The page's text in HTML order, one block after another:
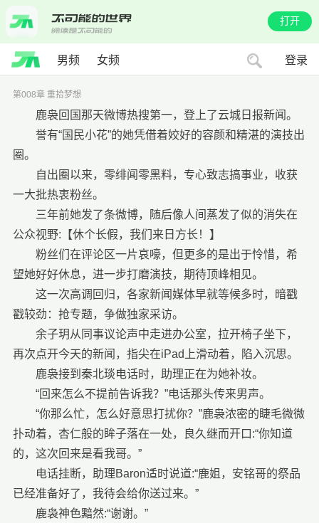
打开
男频 女频 登录
第008章 重拾梦想
鹿袅回国那天微博热搜第一，登上了云城日报新闻。
誉有“国民小花”的她凭借着姣好的容颜和精湛的演技出
圈。
自出圈以来，零绯闻零黑料，专心致志搞事业，收获
一大批热衷粉丝。
三年前她发了条微博，随后像人间蒸发了似的消失在
公众视野:【休个长假，我们来日方长！】
粉丝们在评论区一片哀嚎，但更多的是出于怜惜，希
望她好好休息，进一步打磨演技，期待顶峰相见。
这一次高调回归，各家新闻媒体早就等候多时，暗戳
戳较劲：抢专题，争做独家采访。
余子玥从同事议论声中走进办公室，拉开椅子坐下，
再次点开今天的新闻，指尖在iPad上滑动着，陷入沉思。
鹿袅接到秦北琰电话时，助理正在为她补妆。
“回来怎么不提前告诉我？”电话那头传来男声。
“你那么忙，怎么好意思打扰你？”鹿袅浓密的睫毛微微
扑动着，杏仁般的眸子落在一处，良久继而开口:“你知道
的，这次回来是看我哥。”
电话挂断，助理Baron适时说道:“鹿姐，安铭哥的祭品
已经准备好了，我待会给你送过来。”
鹿袅神色黯然:“谢谢。”